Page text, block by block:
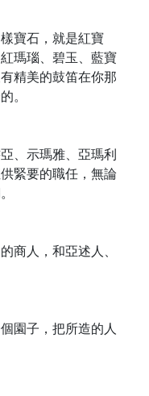
寶石，就是紅寶
瑪瑙、碧玉、藍寶
精美的鼓笛在你那
。
、示瑪雅、亞瑪利
緊要的職任，無論
商人，和亞述人、
園子，把所造的人